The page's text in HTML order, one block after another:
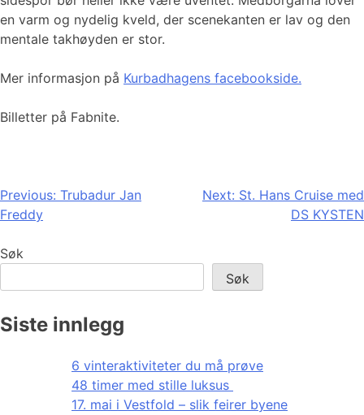
en varm og nydelig kveld, der scenekanten er lav og den
mentale takhøyden er stor.
Mer informasjon på Kurbadhagens facebookside.
Billetter på Fabnite.
Innleggsnavigasjon
Previous: Trubadur Jan
Freddy
Next: St. Hans Cruise med
DS KYSTEN
Søk
Søk
Siste innlegg
6 vinteraktiviteter du må prøve
48 timer med stille luksus
17. mai i Vestfold – slik feirer byene